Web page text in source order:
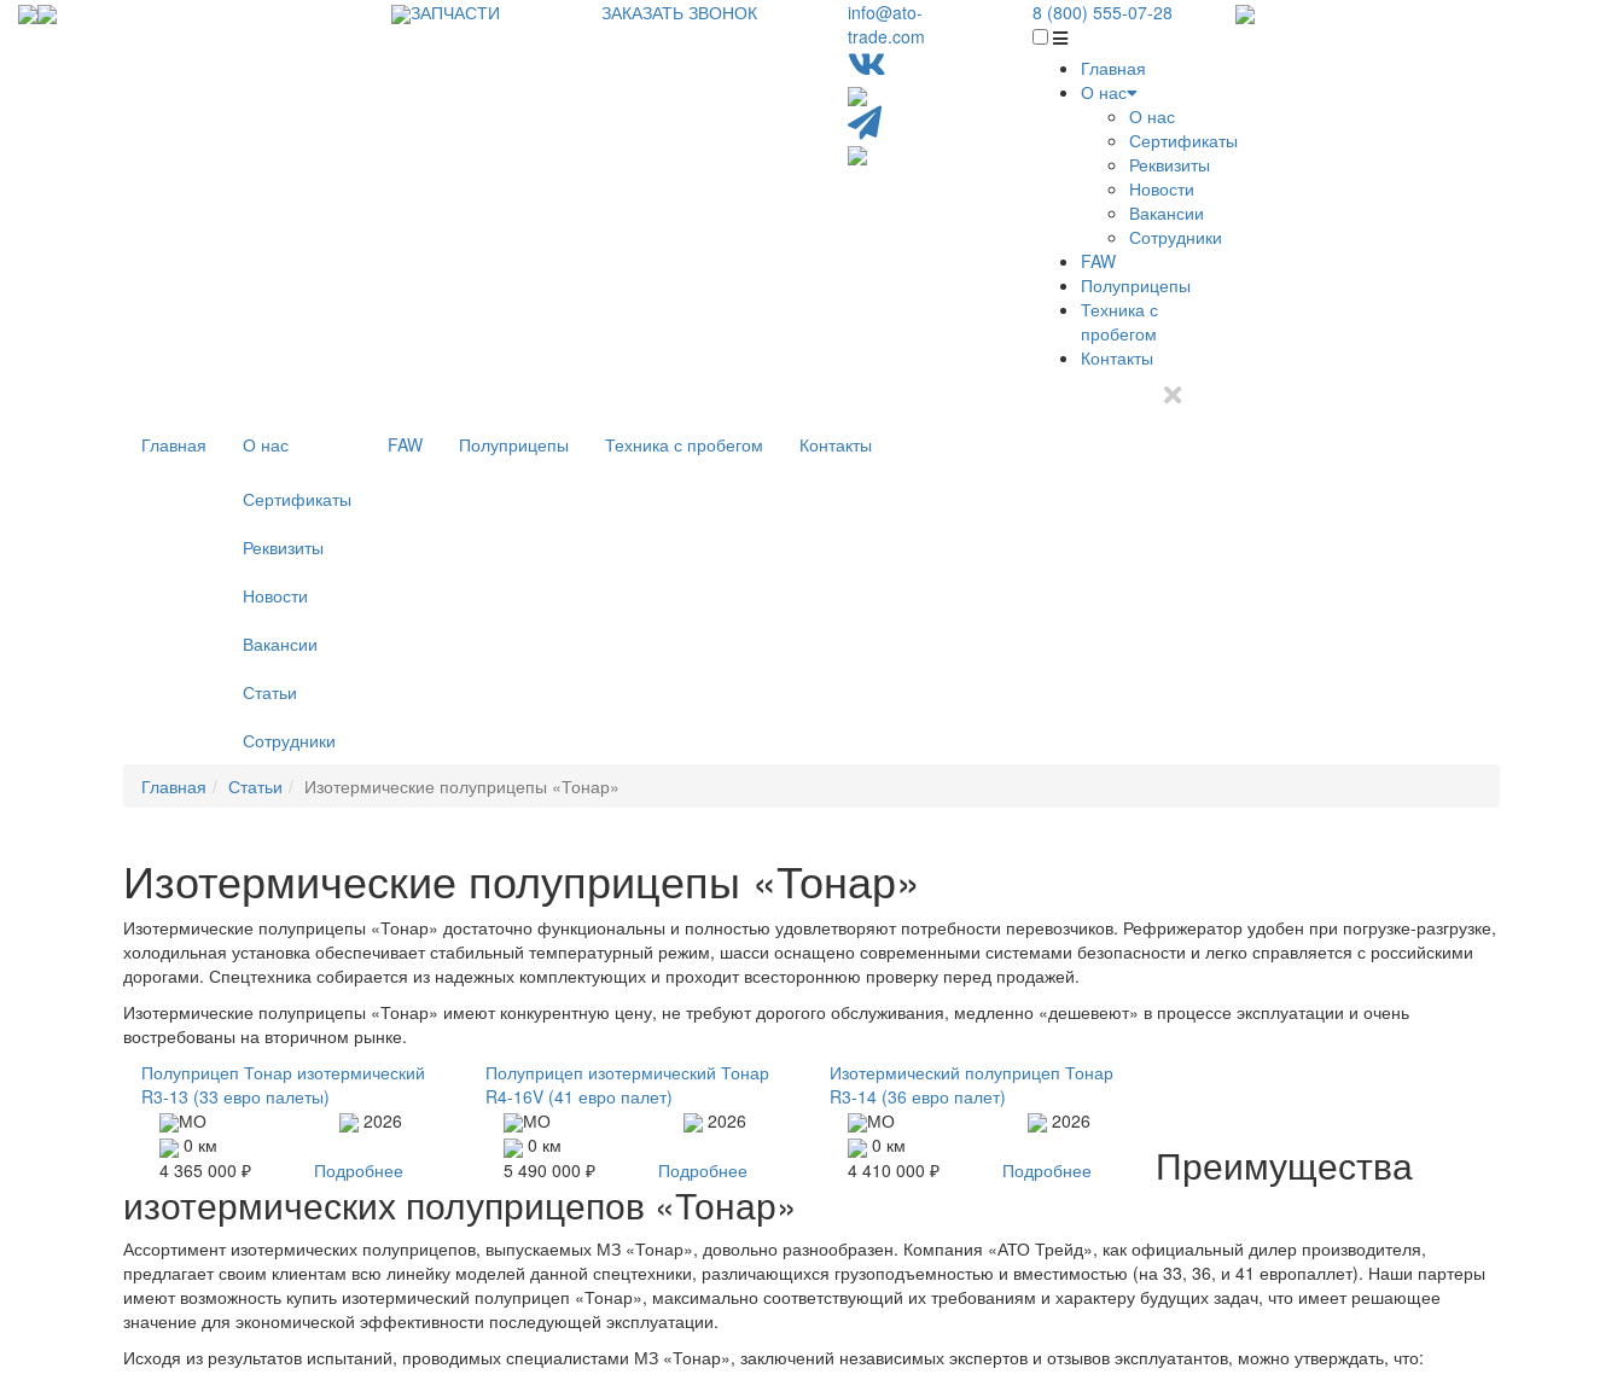
ЗАПЧАСТИ ЗАКАЗАТЬ ЗВОНОК
info@ato-
trade.com
8 (800) 555-07-28
Главная
О нас
О нас
Сертификаты
Реквизиты
Новости
Вакансии
Сотрудники
FAW
Полуприцепы
Техника с
пробегом
Контакты
Главная О нас
Сертификаты
Реквизиты
Новости
Вакансии
Статьи
Сотрудники
FAW Полуприцепы Техника с пробегом Контакты
Главная Статьи Изотермические полуприцепы «Тонар»
Изотермические полуприцепы «Тонар»
Изотермические полуприцепы «Тонар» достаточно функциональны и полностью удовлетворяют потребности перевозчиков. Рефрижератор удобен при погрузке-разгрузке,
холодильная установка обеспечивает стабильный температурный режим, шасси оснащено современными системами безопасности и легко справляется с российскими
дорогами. Спецтехника собирается из надежных комплектующих и проходит всестороннюю проверку перед продажей.
Изотермические полуприцепы «Тонар» имеют конкурентную цену, не требуют дорогого обслуживания, медленно «дешевеют» в процессе эксплуатации и очень
востребованы на вторичном рынке.
Полуприцеп Тонар изотермический
R3-13 (33 евро палеты)
МО
2026
0 км
4 365 000 ₽
Подробнее
Полуприцеп изотермический Тонар
R4-16V (41 евро палет)
МО
2026
0 км
5 490 000 ₽
Подробнее
Изотермический полуприцеп Тонар
R3-14 (36 евро палет)
МО
2026
0 км
4 410 000 ₽
Подробнее Преимущества
изотермических полуприцепов «Тонар»
Ассортимент изотермических полуприцепов, выпускаемых МЗ «Тонар», довольно разнообразен. Компания «АТО Трейд», как официальный дилер производителя,
предлагает своим клиентам всю линейку моделей данной спецтехники, различающихся грузоподъемностью и вместимостью (на 33, 36, и 41 европаллет). Наши партеры
имеют возможность купить изотермический полуприцеп «Тонар», максимально соответствующий их требованиям и характеру будущих задач, что имеет решающее
значение для экономической эффективности последующей эксплуатации.
Исходя из результатов испытаний, проводимых специалистами МЗ «Тонар», заключений независимых экспертов и отзывов эксплуатантов, можно утверждать, что: